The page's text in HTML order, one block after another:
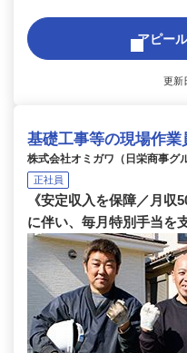
アピー
更新
基礎工事等の現場作業
株式会社オミガワ（日栄商事グ
正社員
《安定収入を保障／月収
に伴い、毎月特別手当を